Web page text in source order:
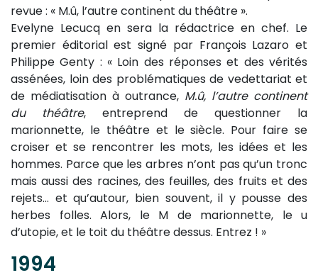
revue : « M.û, l’autre continent du théâtre ».
Evelyne Lecucq en sera la rédactrice en chef. Le
premier éditorial est signé par François Lazaro et
Philippe Genty : « Loin des réponses et des vérités
assénées, loin des problématiques de vedettariat et
de médiatisation à outrance, M.û, l’autre continent
du théâtre, entreprend de questionner la
marionnette, le théâtre et le siècle. Pour faire se
croiser et se rencontrer les mots, les idées et les
hommes. Parce que les arbres n’ont pas qu’un tronc
mais aussi des racines, des feuilles, des fruits et des
rejets… et qu’autour, bien souvent, il y pousse des
herbes folles. Alors, le M de marionnette, le u
d’utopie, et le toit du théâtre dessus. Entrez ! »
1994